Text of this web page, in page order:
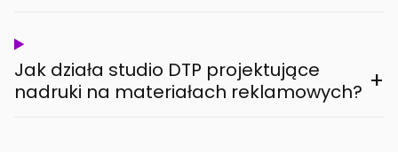
Jak działa studio DTP projektujące
nadruki na materiałach reklamowych? +